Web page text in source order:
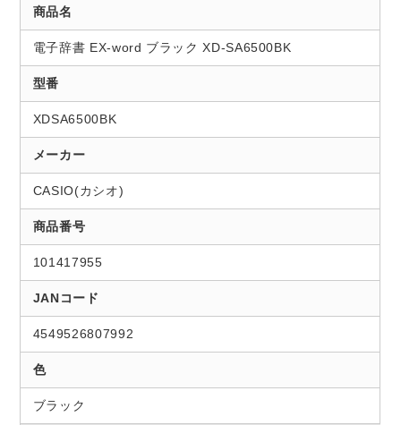
商品名
電子辞書 EX-word ブラック XD-SA6500BK
型番
XDSA6500BK
メーカー
CASIO(カシオ)
商品番号
101417955
JANコード
4549526807992
色
ブラック